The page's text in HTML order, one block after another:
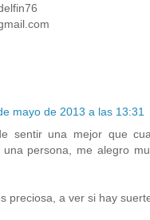
mayo de 2013 a las 13:31
sentir una mejor que
una persona, me alegro
preciosa, a ver si hay